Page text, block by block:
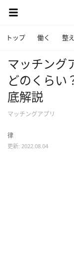
トップ 働く 整
マッチング
どのくら
底解説
マッチングアプリ
律
更新: 2022.08.04